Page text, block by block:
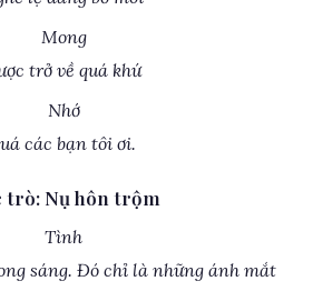
Mong
trở về quá khứ
Nhớ
các bạn tôi ơi.
trò: Nụ hôn trộm
Tình
sáng. Đó chỉ là những ánh mắt